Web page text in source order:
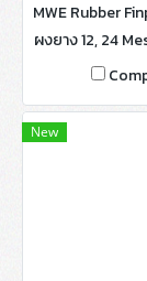
MWE Rubber
ผงยาง 12, 24
25 กิโลกรัมและถุ
New